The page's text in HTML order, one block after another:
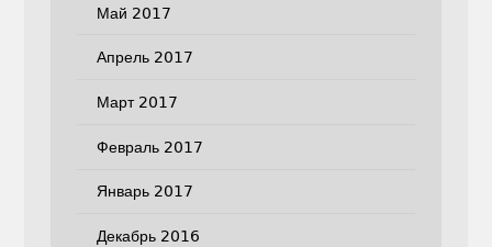
Май 2017
Апрель 2017
Март 2017
Февраль 2017
Январь 2017
Декабрь 2016